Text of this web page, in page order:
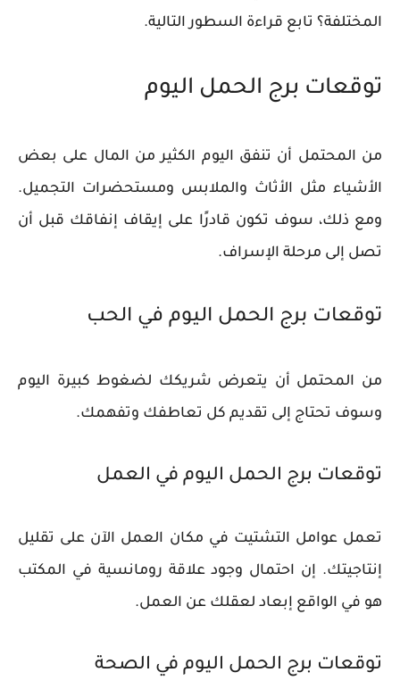
المختلفة؟ تابع قراءة السطور التالية.
توقعات برج الحمل اليوم
من المحتمل أن تنفق اليوم الكثير من المال على بعض
الأشياء مثل الأثاث والملابس ومستحضرات التجميل.
ومع ذلك، سوف تكون قادرًا على إيقاف إنفاقك قبل أن
تصل إلى مرحلة الإسراف.
توقعات برج الحمل اليوم في الحب
من المحتمل أن يتعرض شريكك لضغوط كبيرة اليوم
وسوف تحتاج إلى تقديم كل تعاطفك وتفهمك.
توقعات برج الحمل اليوم في العمل
تعمل عوامل التشتيت في مكان العمل الآن على تقليل
إنتاجيتك. إن احتمال وجود علاقة رومانسية في المكتب
هو في الواقع إبعاد لعقلك عن العمل.
توقعات برج الحمل اليوم في الصحة